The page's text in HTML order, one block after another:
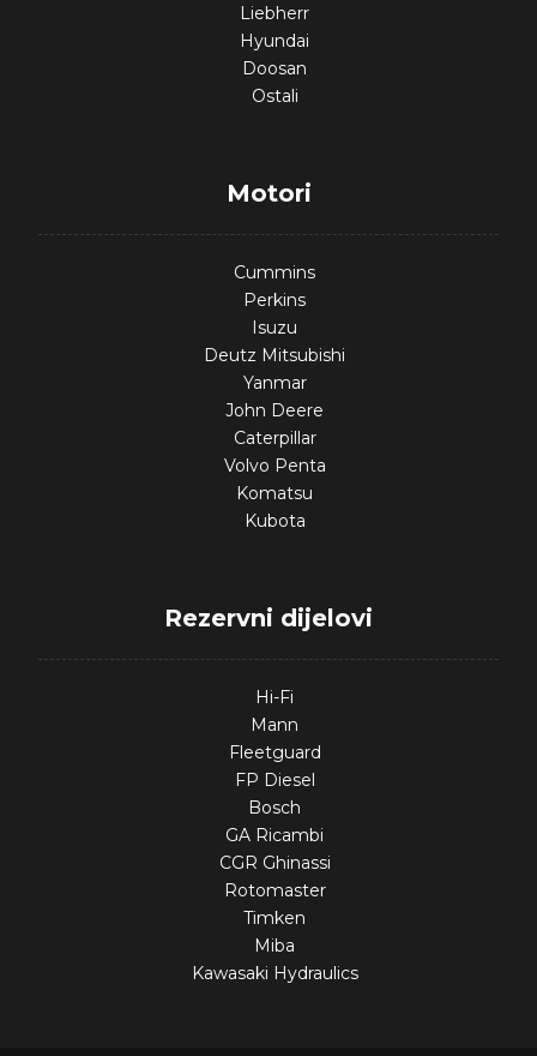
Liebherr
Hyundai
Doosan
Ostali
Motori
Cummins
Perkins
Isuzu
Deutz Mitsubishi
Yanmar
John Deere
Caterpillar
Volvo Penta
Komatsu
Kubota
Rezervni dijelovi
Hi-Fi
Mann
Fleetguard
FP Diesel
Bosch
GA Ricambi
CGR Ghinassi
Rotomaster
Timken
Miba
Kawasaki Hydraulics